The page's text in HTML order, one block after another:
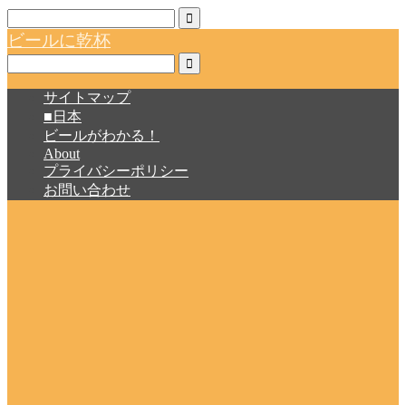
ビールに乾杯
サイトマップ
■日本
ビールがわかる！
About
プライバシーポリシー
お問い合わせ